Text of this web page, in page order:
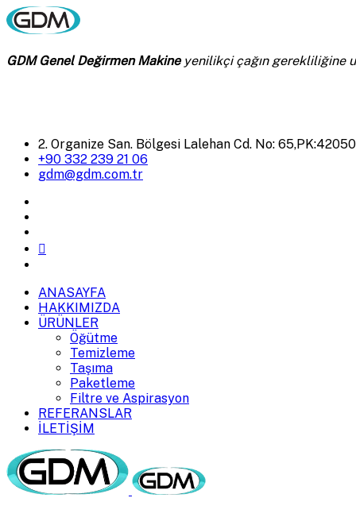
GDM Genel Değirmen Makineyenilikçi çağın gerekliliğine
2. Organize San. Bölgesi Lalehan Cd. No:
+90 332 239 21 06
gdm@gdm.com.tr
ANASAYFA
HAKKIMIZDA
ÜRÜNLER
Öğütme
Temizleme
Taşıma
Paketleme
Filtre ve Aspirasyon
REFERANSLAR
İLETİŞİM